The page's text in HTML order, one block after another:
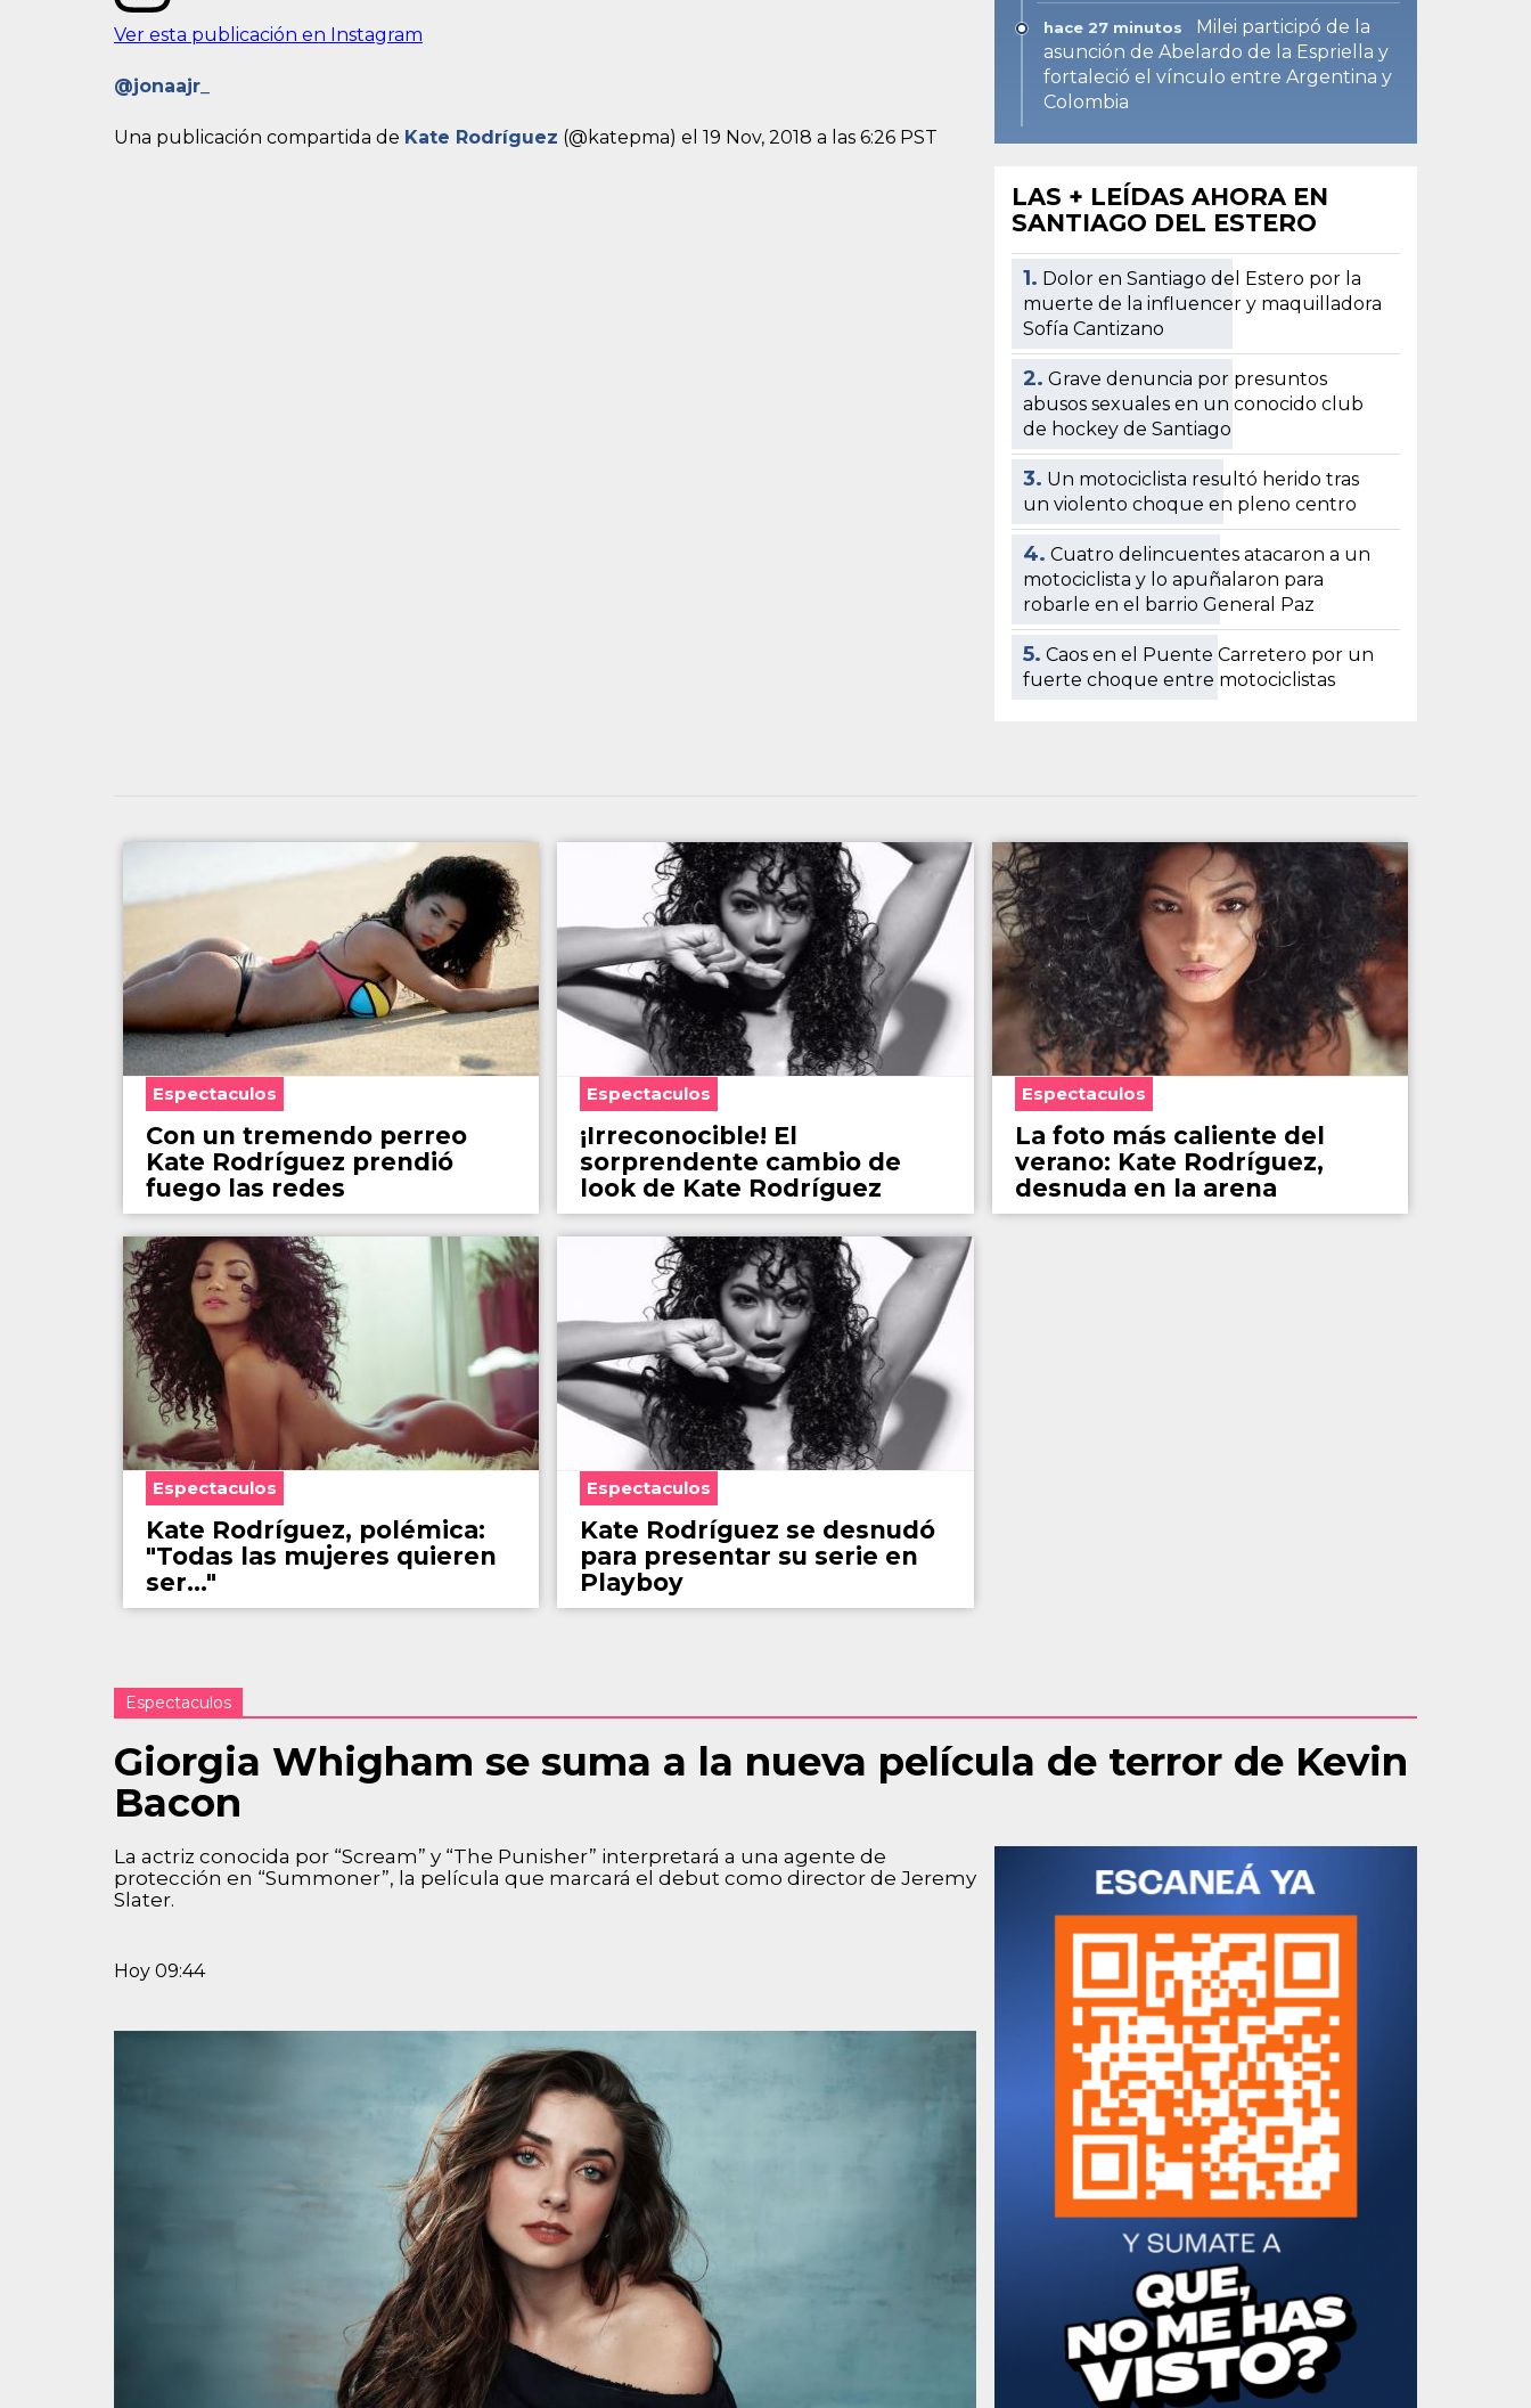
Ver esta publicación en Instagram
@jonaajr_
Una publicación compartida de Kate Rodríguez (@katepma) el 19 Nov, 2018 a las 6:26 PST
hace 27 minutos
Milei participó de la
asunción de Abelardo de la Espriella y
fortaleció el vínculo entre Argentina y
Colombia
LAS + LEÍDAS AHORA EN
SANTIAGO DEL ESTERO
1. Dolor en Santiago del Estero por la
muerte de la influencer y maquilladora
Sofía Cantizano
2. Grave denuncia por presuntos
abusos sexuales en un conocido club
de hockey de Santiago
3. Un motociclista resultó herido tras
un violento choque en pleno centro
4. Cuatro delincuentes atacaron a un
motociclista y lo apuñalaron para
robarle en el barrio General Paz
5. Caos en el Puente Carretero por un
fuerte choque entre motociclistas
Espectaculos
Con un tremendo perreo
Kate Rodríguez prendió
fuego las redes
Espectaculos
¡Irreconocible! El
sorprendente cambio de
look de Kate Rodríguez
Espectaculos
La foto más caliente del
verano: Kate Rodríguez,
desnuda en la arena
Espectaculos
Kate Rodríguez, polémica:
"Todas las mujeres quieren
ser..."
Espectaculos
Kate Rodríguez se desnudó
para presentar su serie en
Playboy